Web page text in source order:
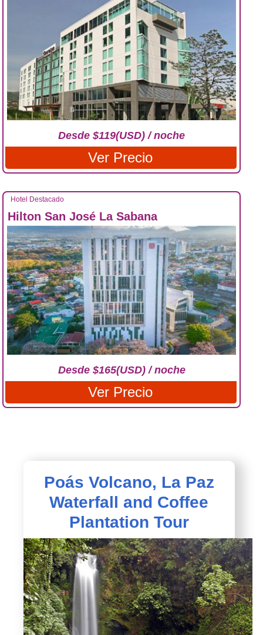
Desde $119(USD) / noche
Ver Precio
Hotel Destacado
Hilton San José La Sabana
Desde $165(USD) / noche
Ver Precio
Poás Volcano, La Paz
Waterfall and Coffee
Plantation Tour